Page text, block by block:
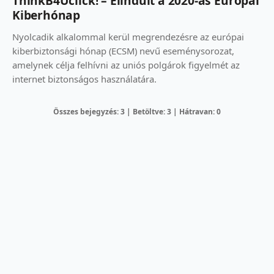
Kiberhónap
Nyolcadik alkalommal kerül megrendezésre az európai
kiberbiztonsági hónap (ECSM) nevű eseménysorozat,
amelynek célja felhívni az uniós polgárok figyelmét az
internet biztonságos használatára.
Összes bejegyzés: 3 | Betöltve: 3 | Hátravan: 0